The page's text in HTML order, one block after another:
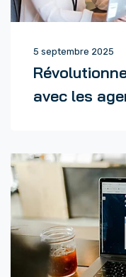
5 septembre 2025
avec les